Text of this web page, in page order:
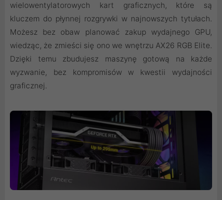
wielowentylatorowych kart graficznych, które są
kluczem do płynnej rozgrywki w najnowszych tytułach.
Możesz bez obaw planować zakup wydajnego GPU,
wiedząc, że zmieści się ono we wnętrzu AX26 RGB Elite.
Dzięki temu zbudujesz maszynę gotową na każde
wyzwanie, bez kompromisów w kwestii wydajności
graficznej.